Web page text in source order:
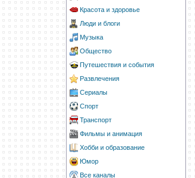
Красота и здоровье
Люди и блоги
Музыка
Общество
Путешествия и события
Развлечения
Сериалы
Спорт
Транспорт
Фильмы и анимация
Хобби и образование
Юмор
Все каналы